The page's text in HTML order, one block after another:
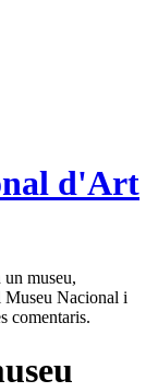
d'Art
museu,
Museu Nacional i
comentaris.